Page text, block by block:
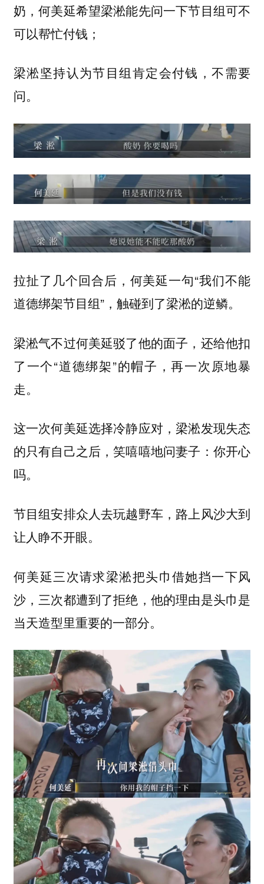
奶，何美延希望梁淞能先问一下节目组可不
可以帮忙付钱；
梁淞坚持认为节目组肯定会付钱，不需要
问。
拉扯了几个回合后，何美延一句“我们不能
道德绑架节目组”，触碰到了梁淞的逆鳞。
梁淞气不过何美延驳了他的面子，还给他扣
了一个“道德绑架”的帽子，再一次原地暴
走。
这一次何美延选择冷静应对，梁淞发现失态
的只有自己之后，笑嘻嘻地问妻子：你开心
吗。
节目组安排众人去玩越野车，路上风沙大到
让人睁不开眼。
何美延三次请求梁淞把头巾借她挡一下风
沙，三次都遭到了拒绝，他的理由是头巾是
当天造型里重要的一部分。